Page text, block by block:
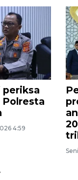
periksa
Polresta
4:59